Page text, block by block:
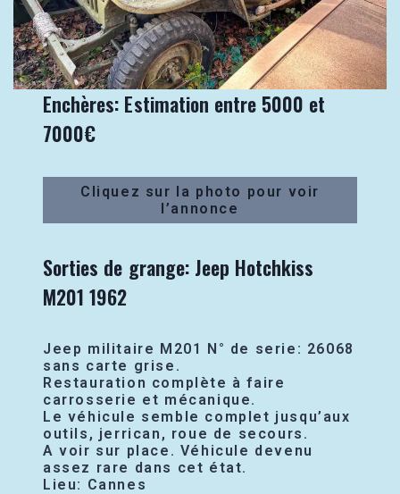
Enchères: Estimation entre 5000 et
7000€
Cliquez sur la photo pour voir
l’annonce
Sorties de grange: Jeep Hotchkiss
M201 1962
Jeep militaire M201 N° de serie: 26068
sans carte grise.
Restauration complète à faire
carrosserie et mécanique.
Le véhicule semble complet jusqu’aux
outils, jerrican, roue de secours.
A voir sur place. Véhicule devenu
assez rare dans cet état.
Lieu: Cannes